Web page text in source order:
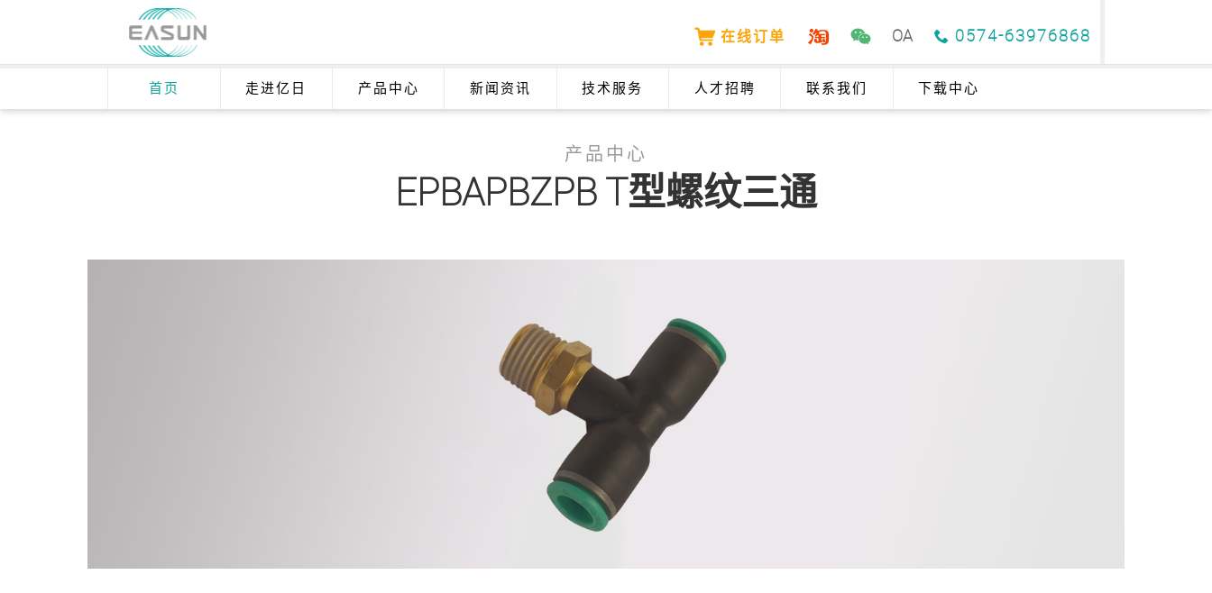
在线订单 OA 0574-63976868
首页 走进亿日 产品中心 新闻资讯 技术服务 人才招聘 联系我们 下载中心
产品中心
EPBAPBZPB T型螺纹三通